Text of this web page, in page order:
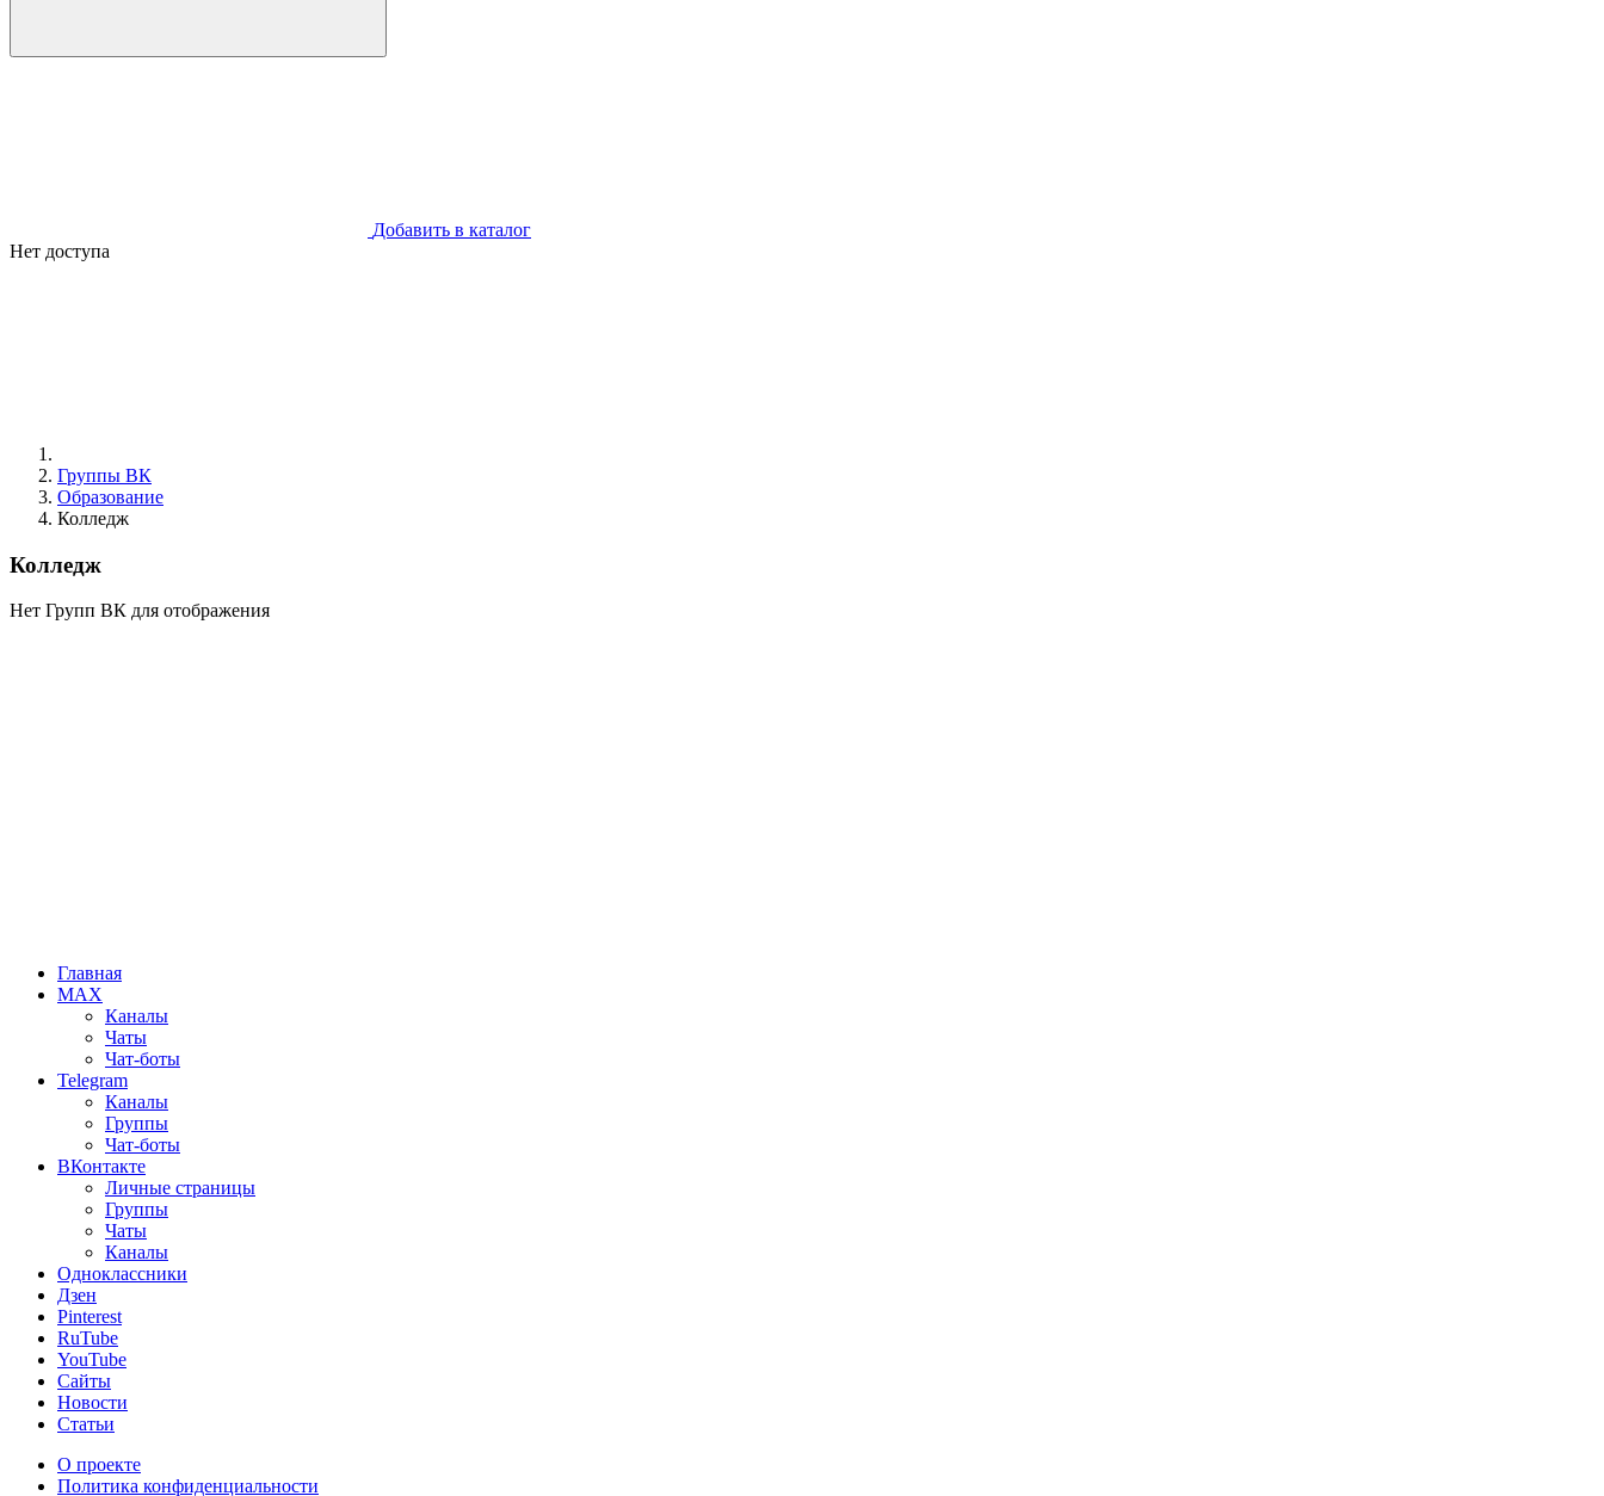
Добавить в каталог
Нет доступа
Группы ВК
Образование
Колледж
Колледж
Нет Групп ВК для отображения
Главная
MAX
Каналы
Чаты
Чат-боты
Telegram
Каналы
Группы
Чат-боты
ВКонтакте
Личные страницы
Группы
Чаты
Каналы
Одноклассники
Дзен
Pinterest
RuTube
YouTube
Сайты
Новости
Статьи
О проекте
Политика конфиденциальности